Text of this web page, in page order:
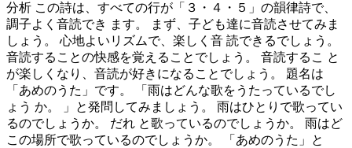
分析 この詩は、すべての行が「３・４・５」の韻律詩で、
調子よく音読でき ます。 まず、子ども達に音読させてみま
しょう。 心地よいリズムで、楽しく音 読できるでしょう。
音読することの快感を覚えることでしょう。 音読するこ と
が楽しくなり、音読が好きになることでしょう。 題名は
「あめのうた」です。 「雨はどんな歌をうたっているでし
ょう か。 」と発問してみましょう。 雨はひとりで歌ってい
るのでしょうか。 だれ と歌っているのでしょうか。 雨はど
この場所で歌っているのでしょうか。 「あめのうた」と